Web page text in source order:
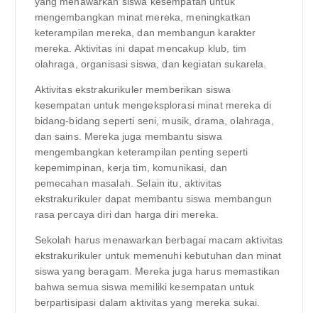
mengembangkan minat mereka, meningkatkan
keterampilan mereka, dan membangun karakter
mereka. Aktivitas ini dapat mencakup klub, tim
olahraga, organisasi siswa, dan kegiatan sukarela.
Aktivitas ekstrakurikuler memberikan siswa
kesempatan untuk mengeksplorasi minat mereka di
bidang-bidang seperti seni, musik, drama, olahraga,
dan sains. Mereka juga membantu siswa
mengembangkan keterampilan penting seperti
kepemimpinan, kerja tim, komunikasi, dan
pemecahan masalah. Selain itu, aktivitas
ekstrakurikuler dapat membantu siswa membangun
rasa percaya diri dan harga diri mereka.
Sekolah harus menawarkan berbagai macam aktivitas
ekstrakurikuler untuk memenuhi kebutuhan dan minat
siswa yang beragam. Mereka juga harus memastikan
bahwa semua siswa memiliki kesempatan untuk
berpartisipasi dalam aktivitas yang mereka sukai.